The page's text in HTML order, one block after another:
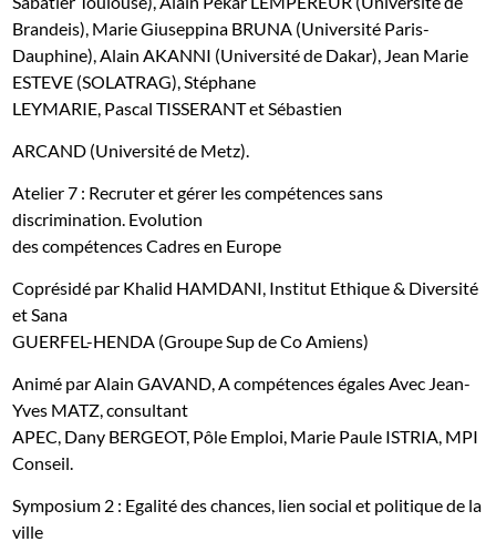
Brandeis), Marie Giuseppina BRUNA (Université Paris-
Dauphine), Alain AKANNI (Université de Dakar), Jean Marie
ESTEVE (SOLATRAG), Stéphane
LEYMARIE, Pascal TISSERANT et Sébastien
ARCAND (Université de Metz).
Atelier 7 : Recruter et gérer les compétences sans
discrimination. Evolution
des compétences Cadres en Europe
Coprésidé par Khalid HAMDANI, Institut Ethique & Diversité
et Sana
GUERFEL-HENDA (Groupe Sup de Co Amiens)
Animé par Alain GAVAND, A compétences égales Avec Jean-
Yves MATZ, consultant
APEC, Dany BERGEOT, Pôle Emploi, Marie Paule ISTRIA, MPI
Conseil.
Symposium 2 : Egalité des chances, lien social et politique de la
ville